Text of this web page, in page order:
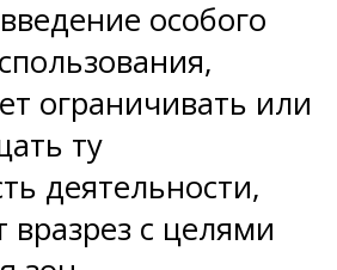
особого
ограничивать или
ту
деятельности,
вразрез с целями